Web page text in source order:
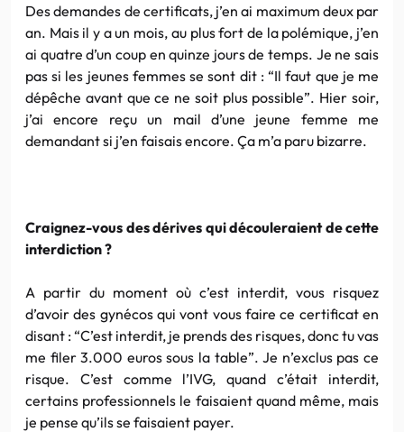
Des demandes de certificats, j’en ai maximum deux par
an. Mais il y a un mois, au plus fort de la polémique, j’en
ai quatre d’un coup en quinze jours de temps. Je ne sais
pas si les jeunes femmes se sont dit : “Il faut que je me
dépêche avant que ce ne soit plus possible”. Hier soir,
j’ai encore reçu un mail d’une jeune femme me
demandant si j’en faisais encore. Ça m’a paru bizarre.
Craignez-vous des dérives qui découleraient de cette
interdiction ?
A partir du moment où c’est interdit, vous risquez
d’avoir des gynécos qui vont vous faire ce certificat en
disant : “C’est interdit, je prends des risques, donc tu vas
me filer 3.000 euros sous la table”. Je n’exclus pas ce
risque. C’est comme l’IVG, quand c’était interdit,
certains professionnels le faisaient quand même, mais
je pense qu’ils se faisaient payer.